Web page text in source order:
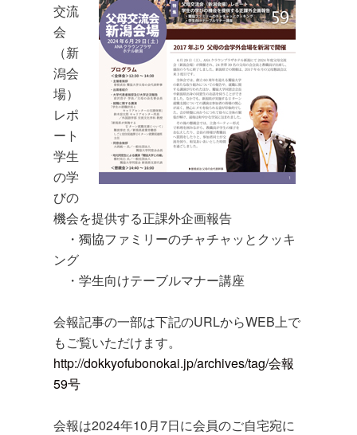
交流
会
（新
潟会
場）
レポ
ート
学生
の学
びの
機会を提供する正課外企画報告
・獨協ファミリーのチャチャッとクッキ
ング
・学生向けテーブルマナー講座
会報記事の一部は下記のURLからWEB上で
もご覧いただけます。
http://dokkyofubonokai.jp/archives/tag/会報
59号
会報は2024年10月7日に会員のご自宅宛に